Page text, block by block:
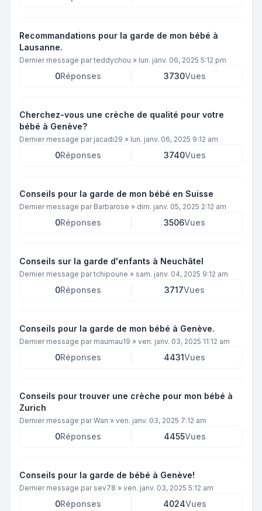
Recommandations pour la garde de mon bébé à
Lausanne.
Dernier message parteddychou » lun. janv. 06, 2025 5:12 pm
0Réponses 3730Vues
Cherchez-vous une crèche de qualité pour votre
bébé à Genève?
Dernier message par jacadi29 » lun. janv. 06, 2025 9:12 am
0Réponses 3740Vues
Conseils pour la garde de mon bébé en Suisse
Dernier message par Barbarose » dim. janv. 05, 2025 2:12 am
0Réponses 3506Vues
Conseils sur la garde d'enfants à Neuchâtel
Dernier message partchipoune » sam. janv. 04, 2025 9:12 am
0Réponses 3717Vues
Conseils pour la garde de mon bébé à Genève.
Dernier message par maumau19 » ven. janv. 03, 2025 11:12 am
0Réponses 4431Vues
Conseils pour trouver une crèche pour mon bébé à
Zurich
Dernier message parWan » ven. janv. 03, 2025 7:12 am
0Réponses 4455Vues
Conseils pour la garde de bébé à Genève!
Dernier message par sev78 » ven. janv. 03, 2025 5:12 am
0Réponses 4024Vues